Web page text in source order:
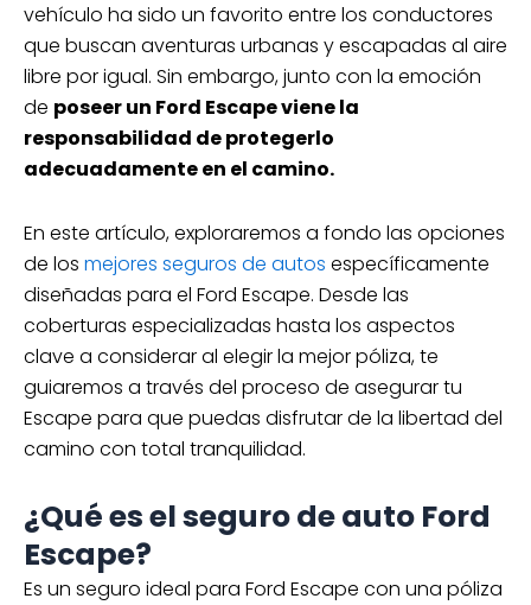
vehículo ha sido un favorito entre los conductores
que buscan aventuras urbanas y escapadas al aire
libre por igual. Sin embargo, junto con la emoción
de poseer un Ford Escape viene la
responsabilidad de protegerlo
adecuadamente en el camino.
En este artículo, exploraremos a fondo las opciones
de los mejores seguros de autos específicamente
diseñadas para el Ford Escape. Desde las
coberturas especializadas hasta los aspectos
clave a considerar al elegir la mejor póliza, te
guiaremos a través del proceso de asegurar tu
Escape para que puedas disfrutar de la libertad del
camino con total tranquilidad.
¿Qué es el seguro de auto Ford
Escape?
Es un seguro ideal para Ford Escape con una póliza